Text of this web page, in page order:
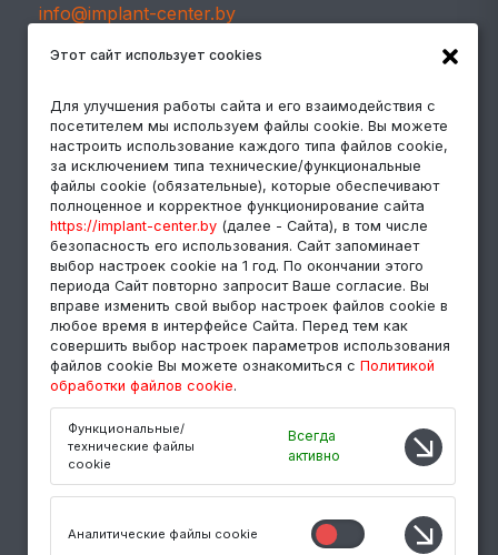
info@implant-center.by
Лечение зубов
Импланты Megagen
Протезирование зубов в Минске
Синус-лифтинг
Протезирование на имплантах
Имплантация зубов под ключ
СЕРВИС
Рассрочка на лечение
Online-консультация
Полезные статьи
Этот сайт использует cookies
Для улучшения работы сайта и его взаимодействия с
посетителем мы используем файлы cookie. Вы можете
настроить использование каждого типа файлов cookie,
за исключением типа технические/функциональные
файлы cookie (обязательные), которые обеспечивают
полноценное и корректное функционирование сайта
https://implant-center.by (далее - Сайта), в том числе
безопасность его использования. Сайт запоминает
выбор настроек cookie на 1 год. По окончании этого
периода Сайт повторно запросит Ваше согласие. Вы
вправе изменить свой выбор настроек файлов cookie в
любое время в интерфейсе Сайта. Перед тем как
совершить выбор настроек параметров использования
файлов cookie Вы можете ознакомиться с Политикой
обработки файлов cookie.
Функциональные/
технические файлы
cookie
Всегда
активно
Аналитические файлы cookie